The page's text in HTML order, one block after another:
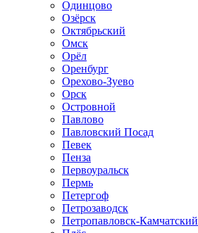
Одинцово
Озёрск
Октябрьский
Омск
Орёл
Оренбург
Орехово-Зуево
Орск
Островной
Павлово
Павловский Посад
Певек
Пенза
Первоуральск
Пермь
Петергоф
Петрозаводск
Петропавловск-Камчатский